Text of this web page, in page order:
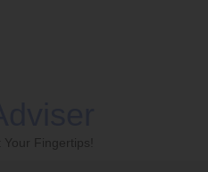
Fingertips!